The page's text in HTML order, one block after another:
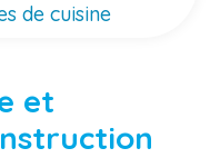
de cuisine
et